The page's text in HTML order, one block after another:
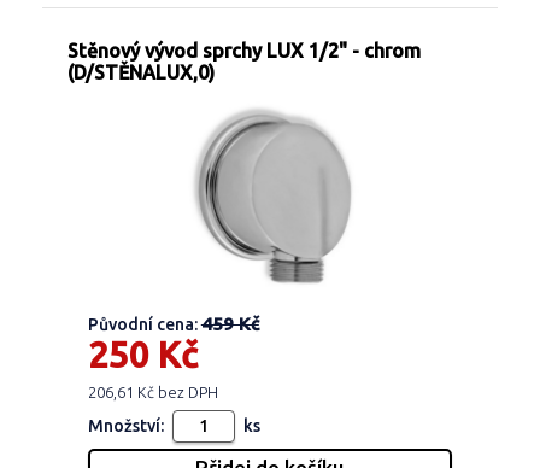
Stěnový vývod sprchy LUX 1/2" - chrom
(D/STĚNALUX,0)
Původní cena:459 Kč
250 Kč
206,61 Kč bez DPH
Množství: ks